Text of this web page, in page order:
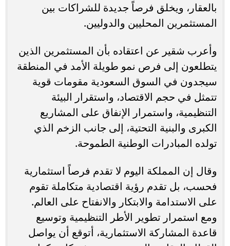
بالعقار، ويخلق فرصاً جديدة للشراكات بين
المستثمرين المحليين والدوليين.
وأعرب شقير عن اعتقاده بأن المستثمرين الذين
يتطلعون إلى فرص نمو طويلة الأمد في المنطقة
سيجدون في السوق السعودية مقومات قوية
تتمثل في حجم الاقتصاد، واستقرار البيئة
التنظيمية، واستمرار الإنفاق على المشاريع
الكبرى والبنية التحتية، إلى جانب الزخم الذي
تولده المبادرات الوطنية الطموحة.
وقال إن المملكة اليوم لا تقدم فرصاً استثمارية
فحسب، بل تقدم رؤية اقتصادية متكاملة تقوم
على الاستدامة والابتكار والانفتاح على العالم.
ومع استمرار تطوير الأطر التنظيمية وتوسيع
قاعدة المشاركة الاستثمارية، أتوقع أن يواصل